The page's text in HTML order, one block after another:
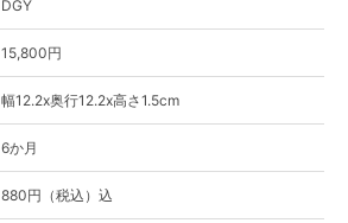
DGY
15,800円
幅12.2x奥行12.2x高さ1.5cm
6か月
880円（税込）込